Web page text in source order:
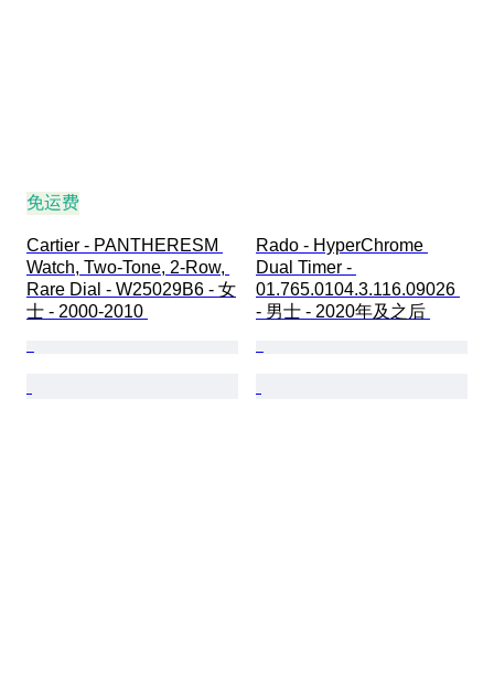
免运费
Cartier - PANTHERESM
Watch, Two-Tone, 2-Row,
Rare Dial - W25029B6 - 女
士 - 2000-2010
Rado - HyperChrome
Dual Timer -
01.765.0104.3.116.09026
- 男士 - 2020年及之后